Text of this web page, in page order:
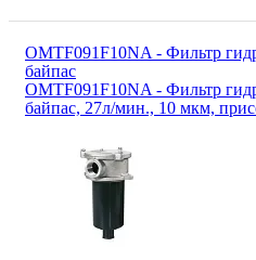
OMTF091F10NA - Фильтр
байпас
OMTF091F10NA - Фильтр
байпас, 27л/мин., 10 мкм,